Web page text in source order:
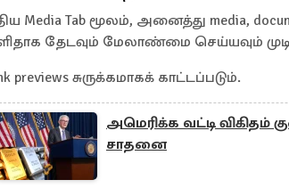
Media Tab மூலம், அனைத்து media,
தேடவும் மேலாண்மை செய்யவும்
previews சுருக்கமாகக் காட்டப்படும்.
அமெரிக்க வட்டி விகிதம்
சாதனை